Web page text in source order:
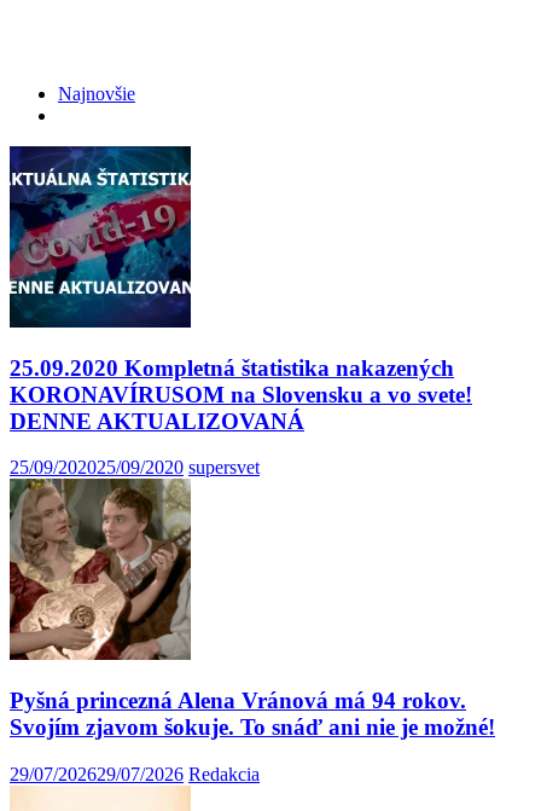
Najnovšie
25.09.2020 Kompletná štatistika nakazených
KORONAVÍRUSOM na Slovensku a vo svete!
DENNE AKTUALIZOVANÁ
25/09/202025/09/2020 supersvet
Pyšná princezná Alena Vránová má 94 rokov.
Svojím zjavom šokuje. To snáď ani nie je možné!
29/07/202629/07/2026 Redakcia